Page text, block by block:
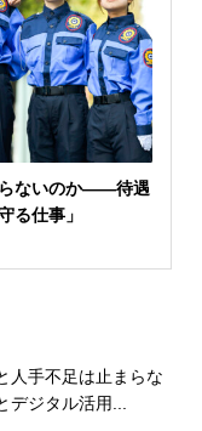
らないのか――待遇
る仕事」
人手不足は止まらな
ジタル活用...